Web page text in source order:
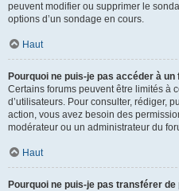
peuvent modifier ou supprimer le
options d’un sondage en cours.
Haut
Pourquoi ne puis-je pas accéder à un
Certains forums peuvent être limités à
d’utilisateurs. Pour consulter, rédiger,
action, vous avez besoin des
modérateur ou un administrateur du
Haut
Pourquoi ne puis-je pas transférer